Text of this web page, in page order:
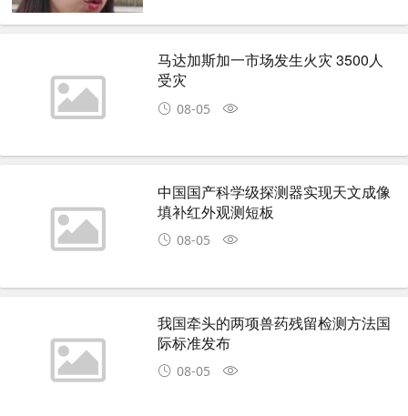
马达加斯加一市场发生火灾 3500人
受灾
08-05
中国国产科学级探测器实现天文成像
填补红外观测短板
08-05
我国牵头的两项兽药残留检测方法国
际标准发布
08-05